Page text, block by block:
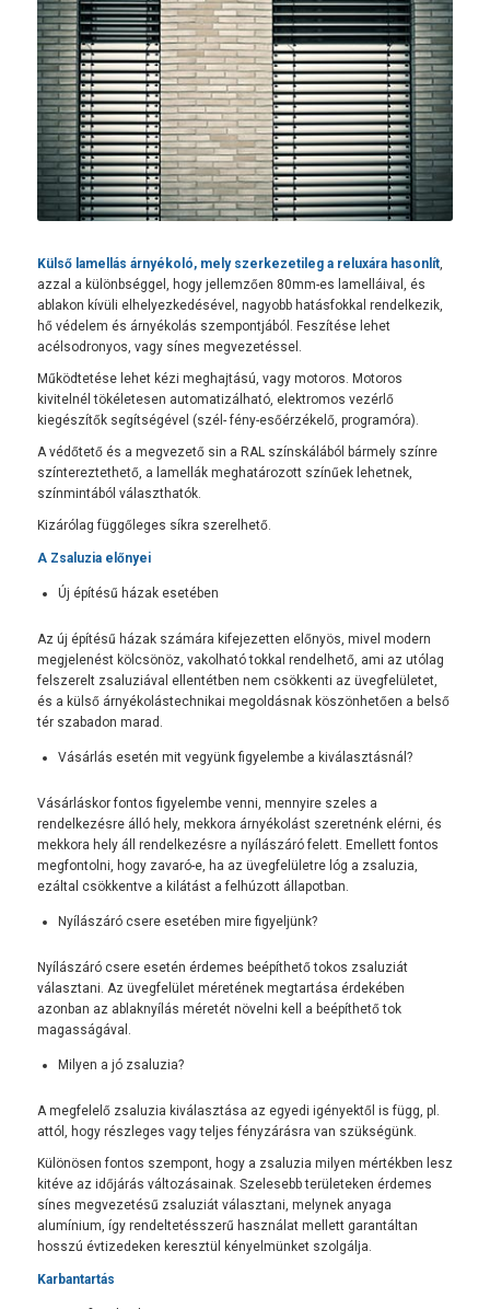
Külső lamellás árnyékoló, mely szerkezetileg a reluxára hasonlít,
azzal a különbséggel, hogy jellemzően 80mm-es lamelláival, és
ablakon kívüli elhelyezkedésével, nagyobb hatásfokkal rendelkezik,
hő védelem és árnyékolás szempontjából. Feszítése lehet
acélsodronyos, vagy sínes megvezetéssel.
Működtetése lehet kézi meghajtású, vagy motoros. Motoros
kivitelnél tökéletesen automatizálható, elektromos vezérlő
kiegészítők segítségével (szél- fény-esőérzékelő, programóra).
A védőtető és a megvezető sin a RAL színskálából bármely színre
színtereztethető, a lamellák meghatározott színűek lehetnek,
színmintából választhatók.
Kizárólag függőleges síkra szerelhető.
A Zsaluzia előnyei
Új építésű házak esetében
Az új építésű házak számára kifejezetten előnyös, mivel modern
megjelenést kölcsönöz, vakolható tokkal rendelhető, ami az utólag
felszerelt zsaluziával ellentétben nem csökkenti az üvegfelületet,
és a külső árnyékolástechnikai megoldásnak köszönhetően a belső
tér szabadon marad.
Vásárlás esetén mit vegyünk figyelembe a kiválasztásnál?
Vásárláskor fontos figyelembe venni, mennyire szeles a
rendelkezésre álló hely, mekkora árnyékolást szeretnénk elérni, és
mekkora hely áll rendelkezésre a nyílászáró felett. Emellett fontos
megfontolni, hogy zavaró-e, ha az üvegfelületre lóg a zsaluzia,
ezáltal csökkentve a kilátást a felhúzott állapotban.
Nyílászáró csere esetében mire figyeljünk?
Nyílászáró csere esetén érdemes beépíthető tokos zsaluziát
választani. Az üvegfelület méretének megtartása érdekében
azonban az ablaknyílás méretét növelni kell a beépíthető tok
magasságával.
Milyen a jó zsaluzia?
A megfelelő zsaluzia kiválasztása az egyedi igényektől is függ, pl.
attól, hogy részleges vagy teljes fényzárásra van szükségünk.
Különösen fontos szempont, hogy a zsaluzia milyen mértékben lesz
kitéve az időjárás változásainak. Szelesebb területeken érdemes
sínes megvezetésű zsaluziát választani, melynek anyaga
alumínium, így rendeltetésszerű használat mellett garantáltan
hosszú évtizedeken keresztül kényelmünket szolgálja.
Karbantartás